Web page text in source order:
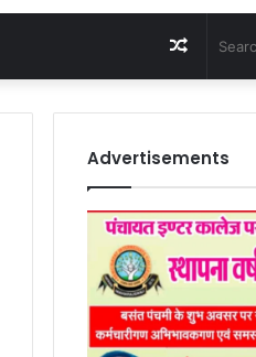
Random
Article
Advertisements